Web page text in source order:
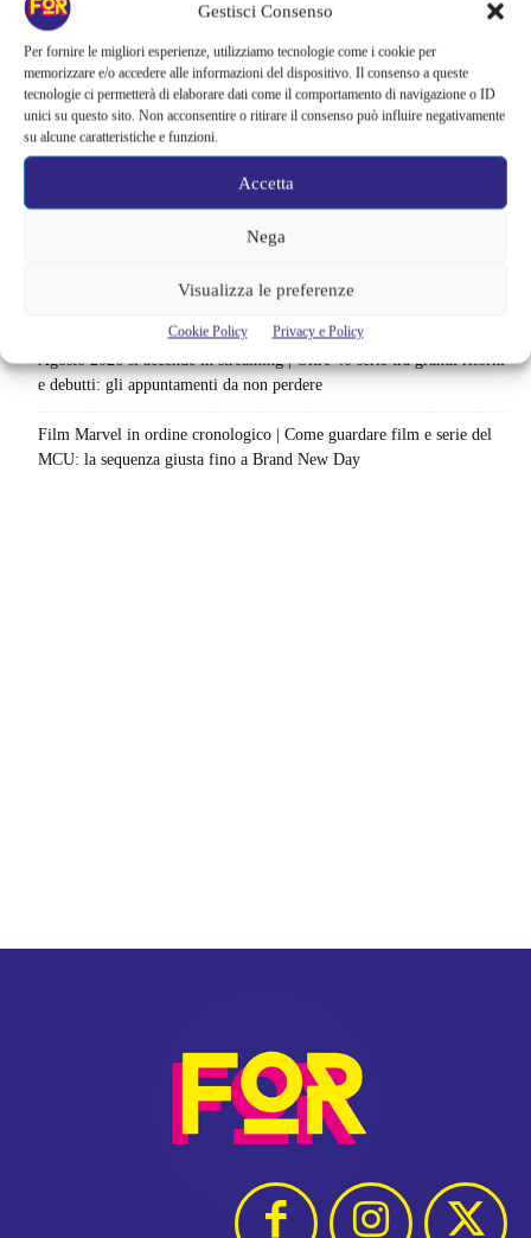
Gestisci Consenso
Per fornire le migliori esperienze, utilizziamo tecnologie come i cookie per
memorizzare e/o accedere alle informazioni del dispositivo. Il consenso a queste
tecnologie ci permetterà di elaborare dati come il comportamento di navigazione o ID
unici su questo sito. Non acconsentire o ritirare il consenso può influire negativamente
su alcune caratteristiche e funzioni.
Accetta
Nega
Visualizza le preferenze
Cookie Policy Privacy e Policy
scenario: una nuova sfida senza via di fuga
Sony ferma i film sui personaggi di Spider-Man, nessun nuovo
progetto è in sviluppo: cosa resta dell’esperimento
Netflix saluta 16 titoli ad agosto 2026 | 3 serie e 13 film lasciano il
catalogo: le date da segnare per l’ultimo rewatch
Netflix indaga sul lato oscuro del pollo fritto | Mo Gilligan affronta
84 pasti in 28 giorni: da guardare subito
Uno splendido errore 3 arriva su Netflix, l’ora esatta del debutto in
Agosto 2026 si accende in streaming | Oltre 40 serie tra grandi ritorni
e debutti: gli appuntamenti da non perdere
Film Marvel in ordine cronologico | Come guardare film e serie del
MCU: la sequenza giusta fino a Brand New Day